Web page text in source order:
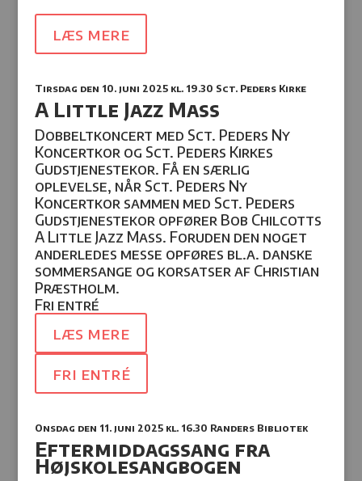
læs mere
Tirsdag den 10. juni 2025kl. 19.30 Sct. Peders Kirke
A Little Jazz Mass
Dobbeltkoncert med Sct. Peders Ny
Koncertkor og Sct. Peders Kirkes
Gudstjenestekor. Få en særlig
oplevelse, når Sct. Peders Ny
Koncertkor sammen med Sct. Peders
Gudstjenestekor opfører Bob Chilcotts
A Little Jazz Mass. Foruden den noget
anderledes messe opføres bl.a. danske
sommersange og korsatser af Christian
Præstholm.
Fri entré
læs mere
fri entré
Onsdag den 11. juni 2025kl. 16.30 Randers Bibliotek
Eftermiddagssang fra
Højskolesangbogen